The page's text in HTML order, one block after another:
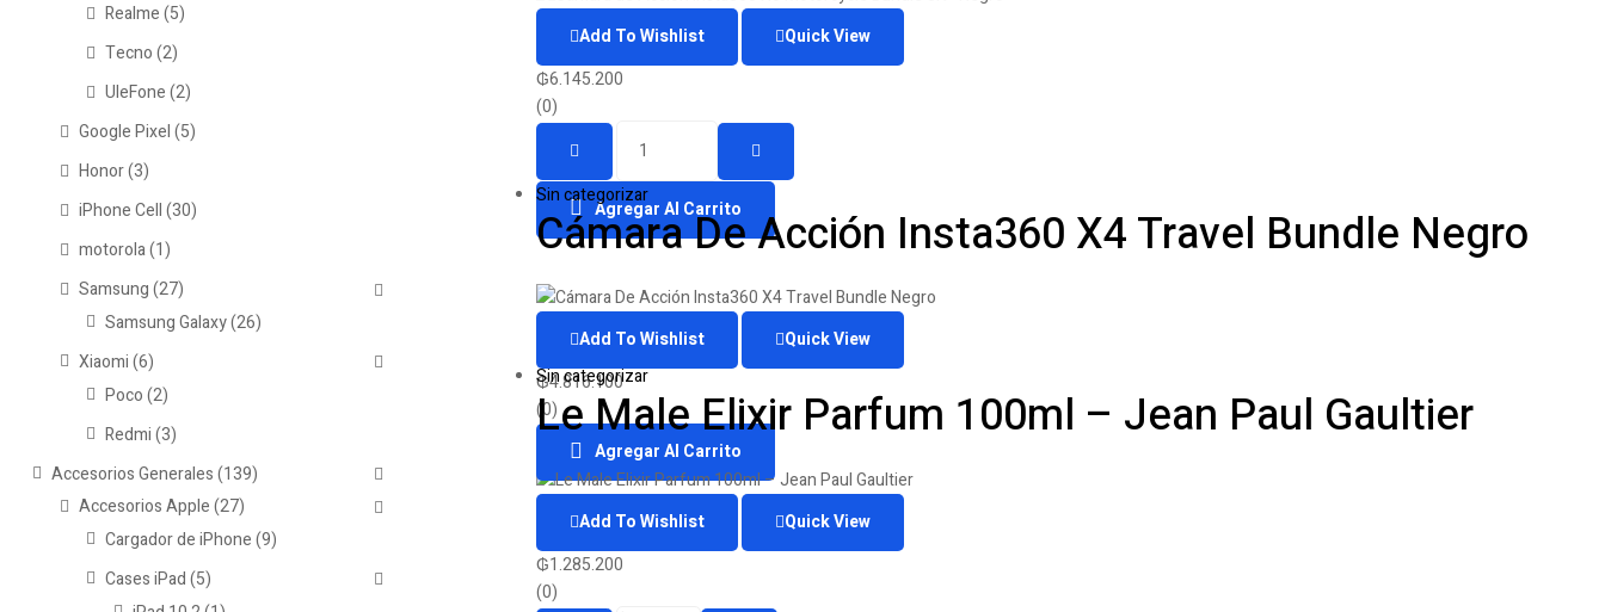
Add To Wishlist
Quick View
₲6.145.200
(0)
Quantity
Agregar Al Carrito
Sin categorizar
Cámara De Acción Insta360 X4 Travel Bundle Negro
Add To Wishlist
Quick View
₲4.816.100
(0)
Agregar Al Carrito
Sin categorizar
Le Male Elixir Parfum 100ml – Jean Paul Gaultier
Add To Wishlist
Quick View
₲1.285.200
(0)
Realme (5)
Tecno (2)
UleFone (2)
Google Pixel(5)
Honor(3)
iPhone Cell(30)
motorola(1)
Samsung(27)
Samsung Galaxy(26)
Xiaomi(6)
Poco (2)
Redmi (3)
Accesorios Generales(139)
Accesorios Apple(27)
Cargador de iPhone (9)
Cases iPad (5)